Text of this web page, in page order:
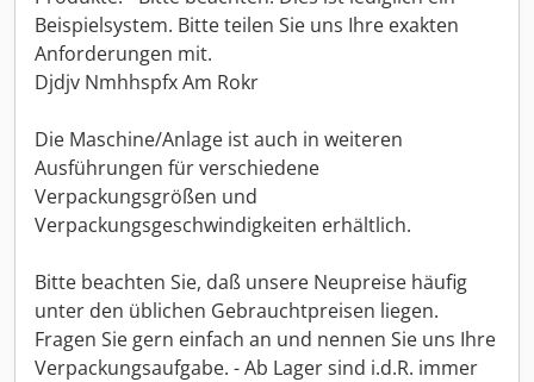
Beispielsystem. Bitte teilen Sie uns Ihre exakten
Anforderungen mit.
Djdjv Nmhhspfx Am Rokr
Die Maschine/Anlage ist auch in weiteren
Ausführungen für verschiedene
Verpackungsgrößen und
Verpackungsgeschwindigkeiten erhältlich.
Bitte beachten Sie, daß unsere Neupreise häufig
unter den üblichen Gebrauchtpreisen liegen.
Fragen Sie gern einfach an und nennen Sie uns Ihre
Verpackungsaufgabe. - Ab Lager sind i.d.R. immer